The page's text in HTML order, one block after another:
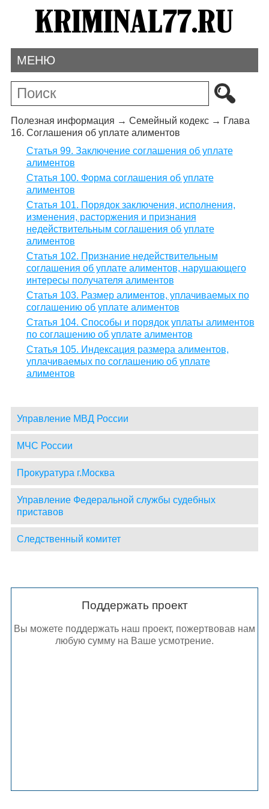
МЕНЮ
Полезная информация → Семейный кодекс→ Глава
16. Соглашения об уплате алиментов
Статья 99. Заключение соглашения об уплате
алиментов
Статья 100. Форма соглашения об уплате
алиментов
Статья 101. Порядок заключения, исполнения,
изменения, расторжения и признания
недействительным соглашения об уплате
алиментов
Статья 102. Признание недействительным
соглашения об уплате алиментов, нарушающего
интересы получателя алиментов
Статья 103. Размер алиментов, уплачиваемых по
соглашению об уплате алиментов
Статья 104. Способы и порядок уплаты алиментов
по соглашению об уплате алиментов
Статья 105. Индексация размера алиментов,
уплачиваемых по соглашению об уплате
алиментов
Управление МВД России
МЧС России
Прокуратура г.Москва
Управление Федеральной службы судебных
приставов
Следственный комитет
Поддержать проект
Вы можете поддержать наш проект, пожертвовав нам
любую сумму на Ваше усмотрение.